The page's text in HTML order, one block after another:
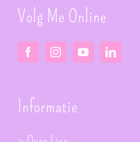
Volg Me Online
Informatie